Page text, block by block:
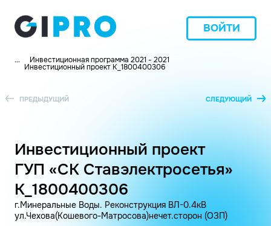
ВОЙТИ
... Инвестиционная программа 2021 - 2021
Инвестиционный проект K_1800400306
ПРЕДЫДУЩИЙ СЛЕДУЮЩИЙ
Инвестиционный проект
ГУП «СК Ставэлектросетья»
K_1800400306
г.Минеральные Воды. Реконструкция ВЛ-0.4кВ
ул.Чехова(Кошевого-Матросова)нечет.сторон (ОЗП)